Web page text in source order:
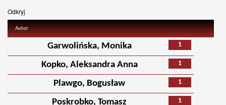
Odkryj
Autor
1
Garwolińska, Monika
1
Kopko, Aleksandra Anna
1
Plawgo, Bogusław
1
Poskrobko, Tomasz